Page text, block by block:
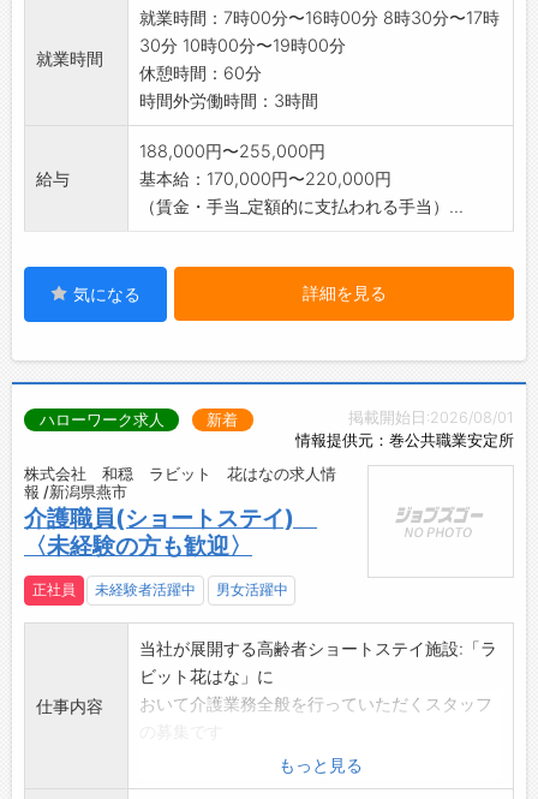
就業時間
就業時間：7時00分〜16時00分 8時30分〜17時
30分 10時00分〜19時00分
休憩時間：60分
時間外労働時間：3時間
給与
188,000円〜255,000円
基本給：170,000円〜220,000円
（賃金・手当_定額的に支払われる手当）...
気になる 詳細を見る
掲載開始日:2026/08/01
情報提供元：巻公共職業安定所
ハローワーク求人 新着
株式会社 和穏 ラビット 花はなの求人情
報 /新潟県燕市
介護職員(ショートステイ)
〈未経験の方も歓迎〉
正社員 未経験者活躍中 男女活躍中
仕事内容
当社が展開する高齢者ショートステイ施設:「ラ
ビット花はな」に
おいて介護業務全般を行っていただくスタッフ
・入浴、食事、排泄などの生活介助及び支援
・利用者の送迎 等
もっと見る